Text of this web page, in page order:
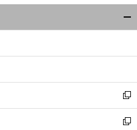
ウ
ィ
ン
ウ
開
く
新
し
い
新